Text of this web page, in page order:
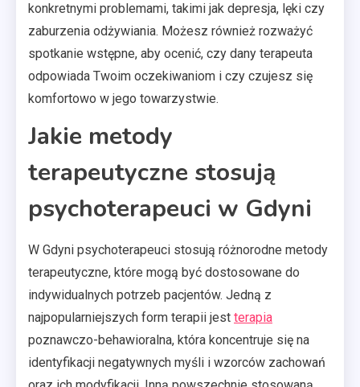
konkretnymi problemami, takimi jak depresja, lęki czy
zaburzenia odżywiania. Możesz również rozważyć
spotkanie wstępne, aby ocenić, czy dany terapeuta
odpowiada Twoim oczekiwaniom i czy czujesz się
komfortowo w jego towarzystwie.
Jakie metody
terapeutyczne stosują
psychoterapeuci w Gdyni
W Gdyni psychoterapeuci stosują różnorodne metody
terapeutyczne, które mogą być dostosowane do
indywidualnych potrzeb pacjentów. Jedną z
najpopularniejszych form terapii jest terapia
poznawczo-behawioralna, która koncentruje się na
identyfikacji negatywnych myśli i wzorców zachowań